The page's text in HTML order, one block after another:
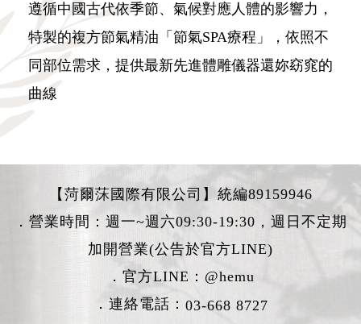
遵循中國古代依季節、氣候對應人體的影響力，
特製的複方節氣精油「節氣SPA療程」，依照不
同部位需求，提供最新先進體雕儀器還妳窈窕的
曲線
【菏爾莯國際有限公司】統編89159946
．營業時間：週一~週六09:30-19:30，週日不定期
加開營業(公告於官方LINE)
．官方LINE： @hemu
．連絡電話： 03-668 8727